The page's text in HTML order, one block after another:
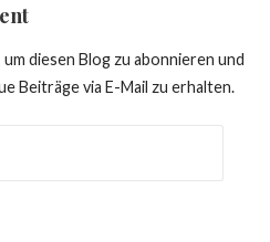
diesen Blog zu abonnieren und
Beiträge via E-Mail zu erhalten.